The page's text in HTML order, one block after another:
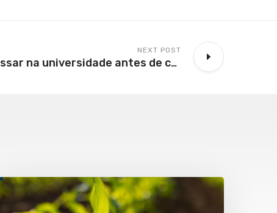
NEXT POST
É possível ingressar na universidade antes de concluir o ensino médio?